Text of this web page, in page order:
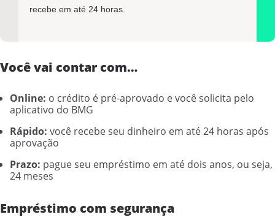
recebe em até 24 horas.
Você vai contar com…
Online: o crédito é pré-aprovado e você solicita pelo
aplicativo do BMG
Rápido: você recebe seu dinheiro em até 24 horas após
aprovação
Prazo: pague seu empréstimo em até dois anos, ou seja,
24 meses
Empréstimo com segurança